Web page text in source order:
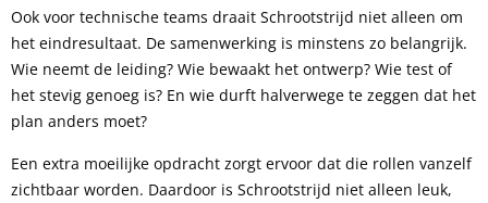
Ook voor technische teams draait Schrootstrijd niet alleen om
het eindresultaat. De samenwerking is minstens zo belangrijk.
Wie neemt de leiding? Wie bewaakt het ontwerp? Wie test of
het stevig genoeg is? En wie durft halverwege te zeggen dat het
plan anders moet?
Een extra moeilijke opdracht zorgt ervoor dat die rollen vanzelf
zichtbaar worden. Daardoor is Schrootstrijd niet alleen leuk,